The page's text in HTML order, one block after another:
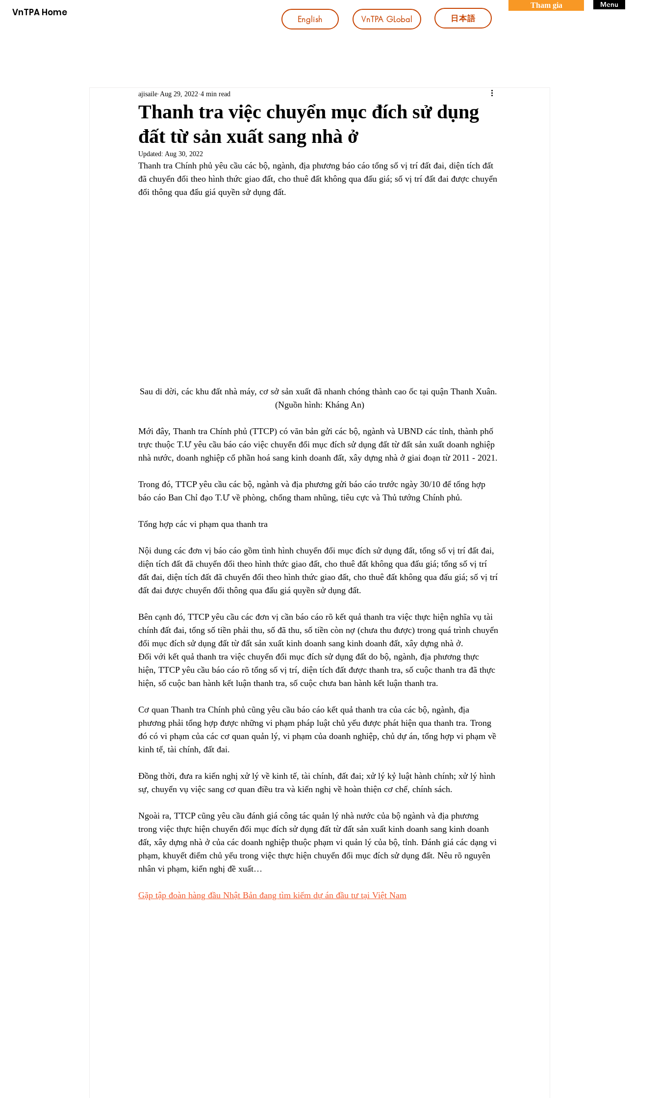
VnTPA Home
English VnTPA GLobal 日本語
Menu
Tham gia
Thanh tra việc chuyển mục đích sử dụng
đất từ sản xuất sang nhà ở
ajisaile Aug 29, 2022 4 min read
Updated: Aug 30, 2022
Thanh tra Chính phủ yêu cầu các bộ, ngành, địa phương báo cáo tổng số vị trí đất đai, diện tích đất
đã chuyển đổi theo hình thức giao đất, cho thuê đất không qua đấu giá; số vị trí đất đai được chuyển
đổi thông qua đấu giá quyền sử dụng đất.
Sau di dời, các khu đất nhà máy, cơ sở sản xuất đã nhanh chóng thành cao ốc tại quận Thanh Xuân.
(Nguồn hình: Kháng An)
Mới đây, Thanh tra Chính phủ (TTCP) có văn bản gửi các bộ, ngành và UBND các tỉnh, thành phố
trực thuộc T.Ư yêu cầu báo cáo việc chuyển đổi mục đích sử dụng đất từ đất sản xuất doanh nghiệp
nhà nước, doanh nghiệp cổ phần hoá sang kinh doanh đất, xây dựng nhà ở giai đoạn từ 2011 - 2021.
Trong đó, TTCP yêu cầu các bộ, ngành và địa phương gửi báo cáo trước ngày 30/10 để tổng hợp
báo cáo Ban Chỉ đạo T.Ư về phòng, chống tham nhũng, tiêu cực và Thủ tướng Chính phủ.
Tổng hợp các vi phạm qua thanh tra
Nội dung các đơn vị báo cáo gồm tình hình chuyển đổi mục đích sử dụng đất, tổng số vị trí đất đai,
diện tích đất đã chuyển đổi theo hình thức giao đất, cho thuê đất không qua đấu giá; tổng số vị trí
đất đai, diện tích đất đã chuyển đổi theo hình thức giao đất, cho thuê đất không qua đấu giá; số vị trí
đất đai được chuyển đổi thông qua đấu giá quyền sử dụng đất.
Bên cạnh đó, TTCP yêu cầu các đơn vị cần báo cáo rõ kết quả thanh tra việc thực hiện nghĩa vụ tài
chính đất đai, tổng số tiền phải thu, số đã thu, số tiền còn nợ (chưa thu được) trong quá trình chuyển
đổi mục đích sử dụng đất từ đất sản xuất kinh doanh sang kinh doanh đất, xây dựng nhà ở.
Đối với kết quả thanh tra việc chuyển đổi mục đích sử dụng đất do bộ, ngành, địa phương thực
hiện, TTCP yêu cầu báo cáo rõ tổng số vị trí, diện tích đất được thanh tra, số cuộc thanh tra đã thực
hiện, số cuộc ban hành kết luận thanh tra, số cuộc chưa ban hành kết luận thanh tra.
Cơ quan Thanh tra Chính phủ cũng yêu cầu báo cáo kết quả thanh tra của các bộ, ngành, địa
phương phải tổng hợp được những vi phạm pháp luật chủ yếu được phát hiện qua thanh tra. Trong
đó có vi phạm của các cơ quan quản lý, vi phạm của doanh nghiệp, chủ dự án, tổng hợp vi phạm về
kinh tế, tài chính, đất đai.
Đồng thời, đưa ra kiến nghị xử lý về kinh tế, tài chính, đất đai; xử lý kỷ luật hành chính; xử lý hình
sự, chuyển vụ việc sang cơ quan điều tra và kiến nghị về hoàn thiện cơ chế, chính sách.
Ngoài ra, TTCP cũng yêu cầu đánh giá công tác quản lý nhà nước của bộ ngành và địa phương
trong việc thực hiện chuyển đổi mục đích sử dụng đất từ đất sản xuất kinh doanh sang kinh doanh
đất, xây dựng nhà ở của các doanh nghiệp thuộc phạm vi quản lý của bộ, tỉnh. Đánh giá các dạng vi
phạm, khuyết điểm chủ yếu trong việc thực hiện chuyển đổi mục đích sử dụng đất. Nêu rõ nguyên
nhân vi phạm, kiến nghị đề xuất…
Gặp tập đoàn hàng đầu Nhật Bản đang tìm kiếm dự án đầu tư tại Việt Nam